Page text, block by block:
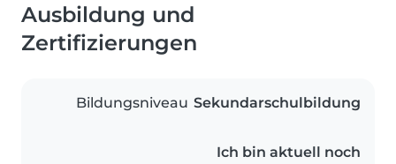
Ausbildung und
Zertifizierungen
Bildungsniveau Sekundarschulbildung
Ich bin aktuell noch